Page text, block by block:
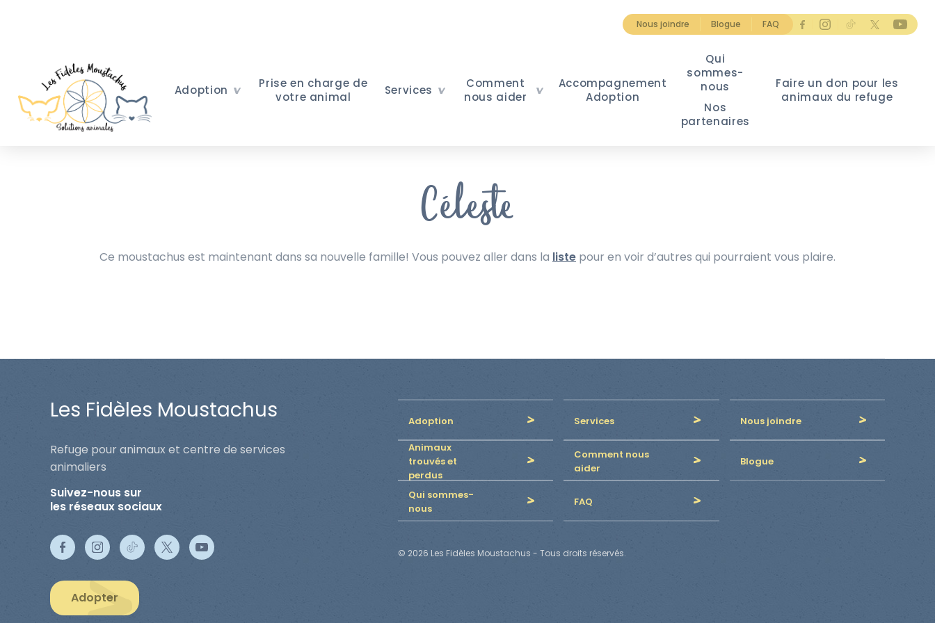
Nous joindre Blogue FAQ
Adoption
Prise en charge de
votre animal
Services
Comment
nous aider
Accompagnement
Adoption
Qui
sommes-
nous
Nos
partenaires
Faire un don pour les
animaux du refuge
Céleste
Ce moustachus est maintenant dans sa nouvelle famille! Vous pouvez aller dans la liste pour en voir d’autres qui pourraient vous plaire.
Les Fidèles Moustachus
Refuge pour animaux et centre de services
animaliers
Suivez-nous sur
les réseaux sociaux
Adopter
Adoption Services
Nous joindre
Animaux
trouvés et
perdus
Comment nous
aider
Blogue
Qui sommes-
nous
FAQ
© 2026 Les Fidèles Moustachus - Tous droits réservés.